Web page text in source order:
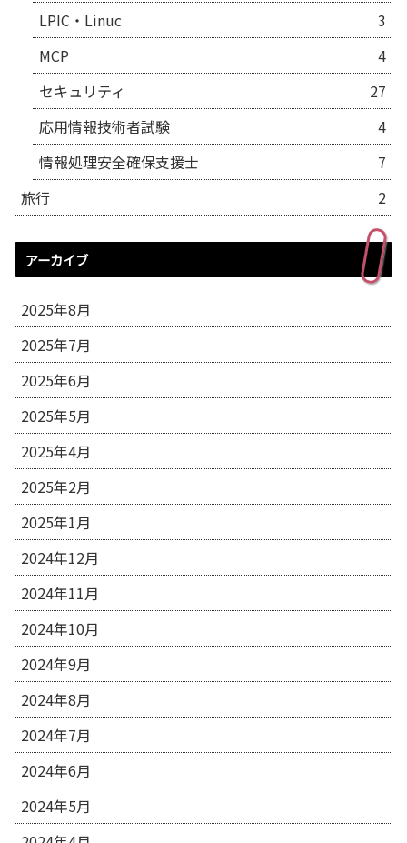
LPIC・Linuc
3
MCP
4
セキュリティ
27
応用情報技術者試験
4
情報処理安全確保支援士
7
旅行
2
アーカイブ
2025年8月
2025年7月
2025年6月
2025年5月
2025年4月
2025年2月
2025年1月
2024年12月
2024年11月
2024年10月
2024年9月
2024年8月
2024年7月
2024年6月
2024年5月